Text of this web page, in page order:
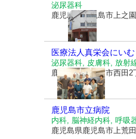
泌尿器科
鹿児島県鹿児島市上之
医療法人真栄会にい
泌尿器科, 皮膚科, 放射
鹿児島県鹿児島市西田2
鹿児島市立病院
内科, 脳神経内科, 呼吸
鹿児島県鹿児島市上荒